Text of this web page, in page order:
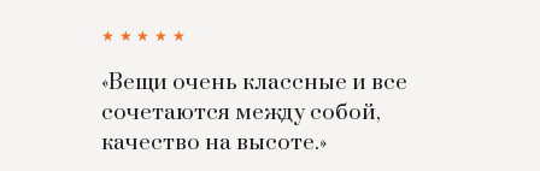
★★★★★
«Вещи очень классные и все
сочетаются между собой,
качество на высоте.»